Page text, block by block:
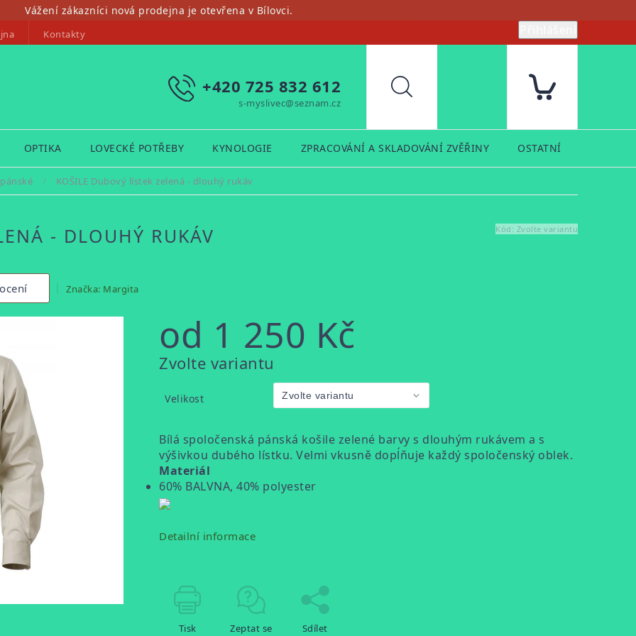
Vážení zákazníci nová prodejna je otevřena v Bílovci.
Kontakty
+420 725 832 612
s-myslivec@seznam.cz
Hledat
OPTIKA LOVECKÉ POTŘEBY KYNOLOGIE ZPRACOVÁNÍ A SKLADOVÁNÍ ZVĚŘINY OSTATNÍ
/ KOŠILE Dubový lístek zelená - dlouhý rukáv
- DLOUHÝ RUKÁV Kód: Zvolte variantu
Značka: Margita
od 1 250 Kč
Měrná
Zvolte variantu
Velikost
Bílá spoločenská pánská košile zelené barvy s dlouhým rukávem a s
výšivkou dubého lístku. Velmi vkusně dopĺňuje každý spoločenský oblek.
Materiál
60% BALVNA, 40% polyester
Detailní informace
Tisk Zeptat se Sdílet